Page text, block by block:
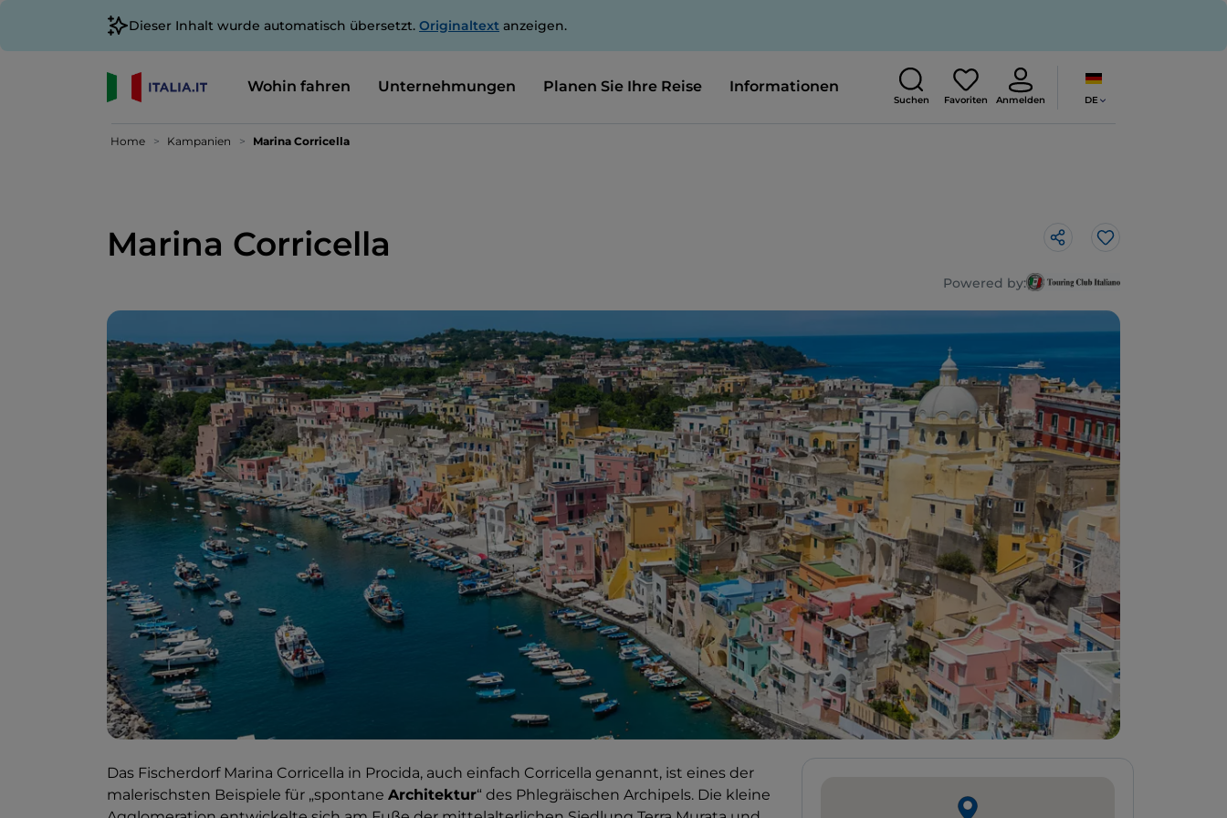
Dieser Inhalt wurde automatisch übersetzt. Originaltext anzeigen.
Wohin fahren Unternehmungen Planen Sie Ihre Reise Informationen
Suchen Favoriten Anmelden DE
Home Kampanien Marina Corricella
Marina Corricella Like
Powered by:
Das Fischerdorf Marina Corricella in Procida, auch einfach Corricella genannt, ist eines der
malerischsten Beispiele für „spontane Architektur“ des Phlegräischen Archipels. Die kleine